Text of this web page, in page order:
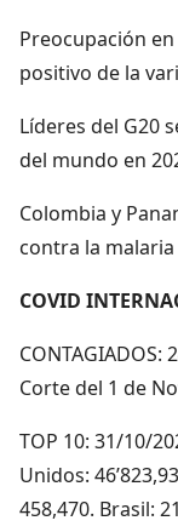
Preocupación
positivo de la
Líderes del G20
del mundo en
Colombia y
contra la
COVID
CONTAGIADOS:
Corte del 1 de
TOP 10: 31/10/
Unidos:
458,470. Brasil: